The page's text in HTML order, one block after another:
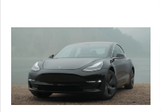
о
п